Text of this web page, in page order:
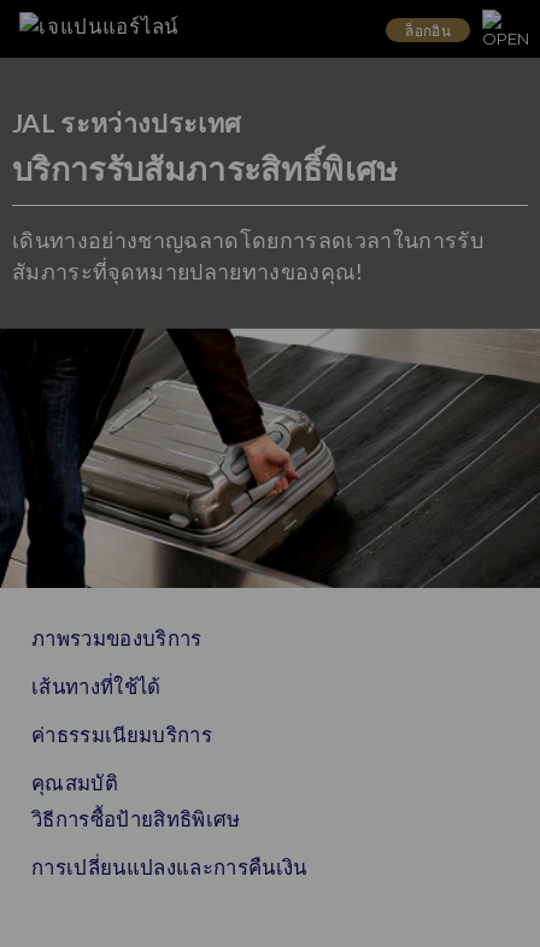
ล็อกอิน
JAL ระหว่างประเทศ
บริการรับสัมภาระสิทธิ์พิเศษ
เดินทางอย่างชาญฉลาดโดยการลดเวลาในการรับ
สัมภาระที่จุดหมายปลายทางของคุณ!
ภาพรวมของบริการ
เส้นทางที่ใช้ได้
ค่าธรรมเนียมบริการ
คุณสมบัติ
วิธีการซื้อป้ายสิทธิพิเศษ
การเปลี่ยนแปลงและการคืนเงิน